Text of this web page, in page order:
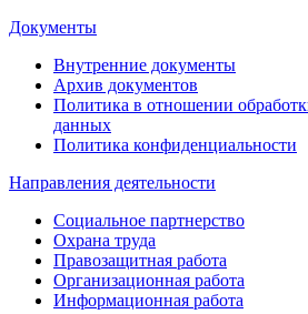
Документы
Внутренние документы
Архив документов
Политика в отношении
данных
Политика конфиденциальности
Направления деятельности
Социальное партнерство
Охрана труда
Правозащитная работа
Организационная работа
Информационная работа